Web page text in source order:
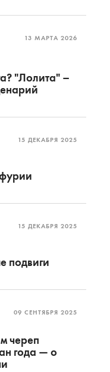
13 МАРТА 2026
"Лолита" –
15 ДЕКАБРЯ 2025
15 ДЕКАБРЯ 2025
подвиги
09 СЕНТЯБРЯ 2025
череп
года — о